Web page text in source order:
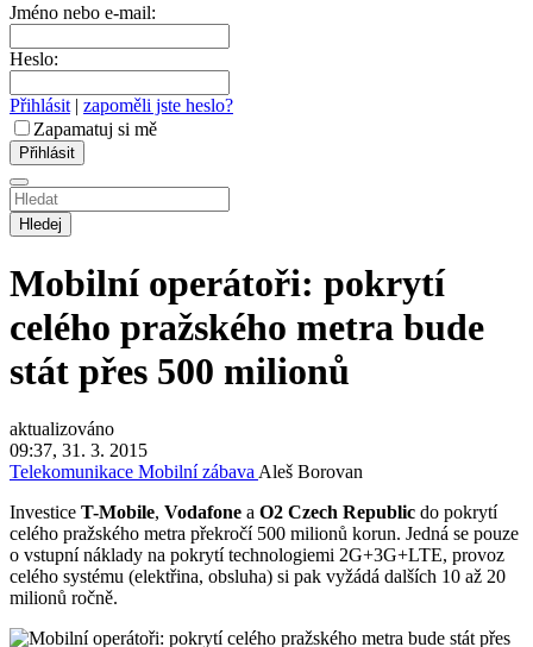
Jméno nebo e-mail:
Heslo:
Přihlásit | zapoměli jste heslo?
Zapamatuj si mě
Hledej
Mobilní operátoři: pokrytí
celého pražského metra bude
stát přes 500 milionů
aktualizováno
09:37, 31. 3. 2015
Telekomunikace Mobilní zábavaAleš Borovan
Investice T-Mobile, Vodafone a O2 Czech Republic do pokrytí
celého pražského metra překročí 500 milionů korun. Jedná se pouze
o vstupní náklady na pokrytí technologiemi 2G+3G+LTE, provoz
celého systému (elektřina, obsluha) si pak vyžádá dalších 10 až 20
milionů ročně.